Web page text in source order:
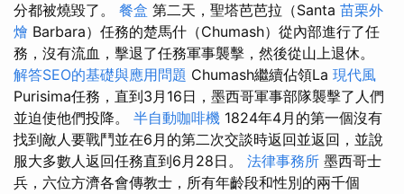
分都被燒毀了。 餐盒 第二天，聖塔芭芭拉（Santa 苗栗外
燴 Barbara）任務的楚馬什（Chumash）從內部進行了任
務，沒有流血，擊退了任務軍事襲擊，然後從山上退休。
解答SEO的基礎與應用問題 Chumash繼續佔領La 現代風
Purisima任務，直到3月16日，墨西哥軍事部隊襲擊了人們
並迫使他們投降。 半自動咖啡機 1824年4月的第一個沒有
找到敵人要戰鬥並在6月的第二次交談時返回並返回，並說
服大多數人返回任務直到6月28日。 法律事務所 墨西哥士
兵，六位方濟各會傳教士，所有年齡段和性別的兩千個